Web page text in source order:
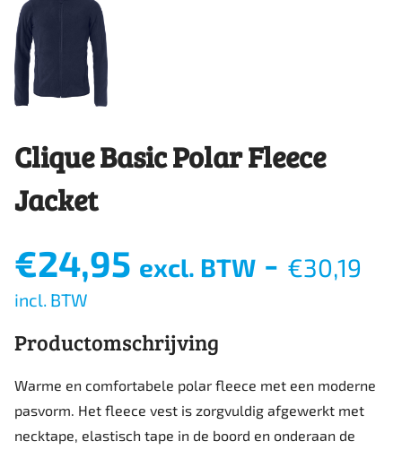
Clique Basic Polar Fleece
Jacket
€24,95 excl. BTW - €30,19
incl. BTW
Productomschrijving
Warme en comfortabele polar fleece met een moderne
pasvorm. Het fleece vest is zorgvuldig afgewerkt met
necktape, elastisch tape in de boord en onderaan de